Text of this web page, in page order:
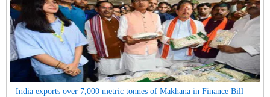
India exports over 7,000 metric tonnes of Makhana in Finance Bill